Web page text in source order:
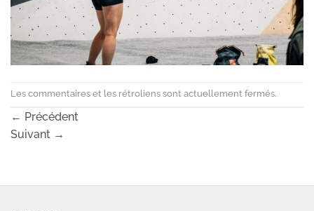
Les commentaires et les rétroliens sont actuellement fermés.
← Précédent
Suivant →